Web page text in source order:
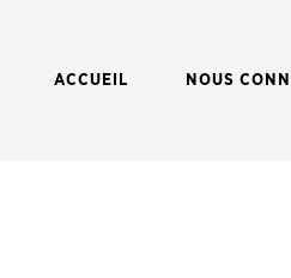
ACCUEIL NOUS